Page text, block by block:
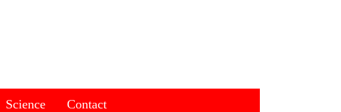
Science Contact